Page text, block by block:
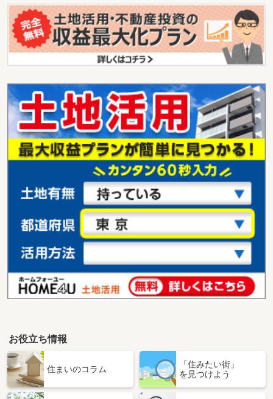
お役立ち情報
住まいのコラム
「住みたい街」
を見つけよう